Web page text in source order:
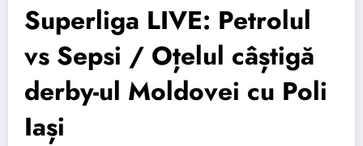
Superliga LIVE: Petrolul
vs Sepsi / Oțelul câștigă
derby-ul Moldovei cu Poli
Iași